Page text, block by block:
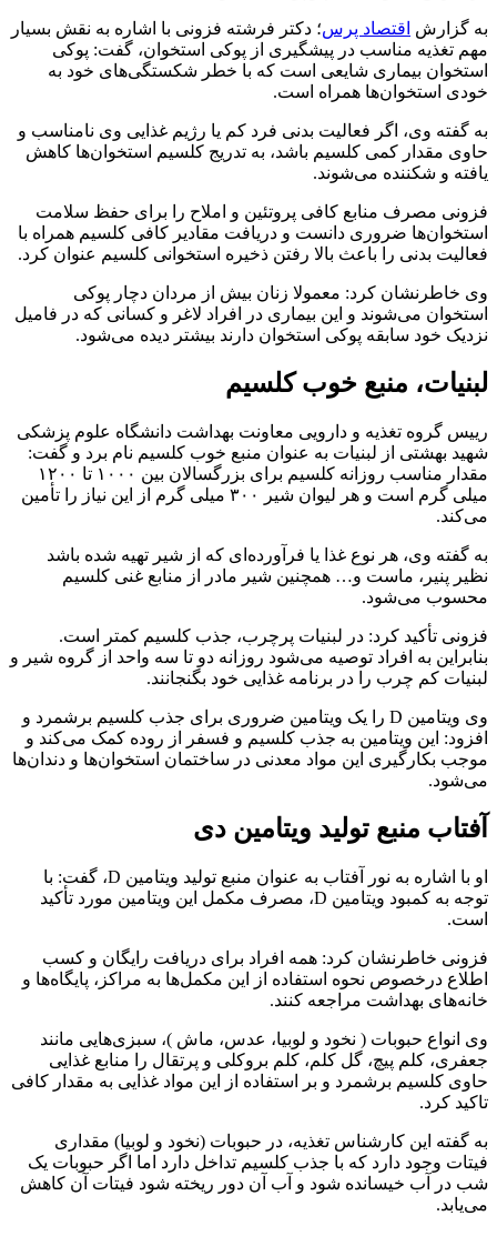
به گزارش اقتصاد پرس؛ دکتر فرشته فزونی با اشاره به نقش بسیار
مهم تغذیه مناسب در پیشگیری از پوکی استخوان، گفت: پوکی
استخوان بیماری شایعی است که با خطر شکستگی‌های خود به
خودی استخوان‌ها همراه است.
به گفته وی، اگر فعالیت بدنی فرد کم یا رژیم غذایی وی نامناسب و
حاوی مقدار کمی کلسیم باشد، به تدریج کلسیم استخوان‌ها ‌کاهش
یافته و شکننده می‌شوند.
فزونی مصرف منابع کافی پروتئین و املاح را برای حفظ سلامت
استخوان‌ها ضروری دانست و دریافت مقادیر کافی کلسیم همراه با
فعالیت بدنی را باعث بالا رفتن ذخیره استخوانی کلسیم عنوان کرد.
وی خاطرنشان کرد: معمولا زنان بیش از مردان دچار پوکی
استخوان می‌شوند و این بیماری در افراد لاغر و کسانی که در فامیل
نزدیک خود سابقه پوکی استخوان دارند بیشتر دیده می‌شود.
لبنیات، منبع خوب کلسیم
رییس گروه تغذیه و دارویی معاونت بهداشت دانشگاه علوم پزشکی
شهید بهشتی از لبنیات به عنوان منبع خوب کلسیم نام برد و گفت:
مقدار مناسب روزانه کلسیم برای بزرگسالان بین ۱۰۰۰ تا ۱۲۰۰
میلی گرم است و هر لیوان شیر ۳۰۰ میلی گرم از این نیاز را تأمین
می‌کند.
به گفته وی، هر نوع غذا یا فرآورده‌ای که از شیر تهیه شده باشد
نظیر پنیر، ماست و… همچنین شیر مادر از منابع غنی کلسیم
محسوب می‌شود.
فزونی تأکید کرد: در لبنیات پرچرب، جذب کلسیم کمتر است.
بنابراین به افراد توصیه می‌شود روزانه دو تا سه واحد از گروه شیر و
لبنیات کم چرب را در برنامه غذایی خود بگنجانند.
وی ویتامین D را یک ویتامین ضروری برای جذب کلسیم برشمرد و
افزود: این ویتامین به جذب کلسیم و فسفر از روده کمک می‌کند و
موجب بکارگیری این مواد معدنی در ساختمان استخوان‌ها و دندان‌ها
می‌شود.
آفتاب منبع تولید ویتامین دی
او با اشاره به نور آفتاب به عنوان منبع تولید ویتامین D، گفت: با
توجه به کمبود ویتامین D، مصرف مکمل این ویتامین مورد تأکید
است.
فزونی خاطرنشان کرد: همه افراد برای دریافت رایگان و کسب
اطلاع درخصوص نحوه استفاده از این مکمل‌ها به مراکز، پایگاه‌ها و
خانه‌های بهداشت مراجعه کنند.
وی انواع حبوبات ( نخود و لوبیا، عدس، ماش )، سبزی‌هایی مانند
جعفری، کلم پیچ، گل کلم، کلم بروکلی و پرتقال را منابع غذایی
حاوی کلسیم برشمرد و بر استفاده از این مواد غذایی به مقدار کافی
تاکید کرد.
به گفته این کارشناس تغذیه، در حبوبات (نخود و لوبیا) مقداری
فیتات وجود دارد که با جذب کلسیم تداخل دارد اما اگر حبوبات یک
شب در آب خیسانده شود و آب آن دور ریخته شود فیتات آن کاهش
می‌یابد.